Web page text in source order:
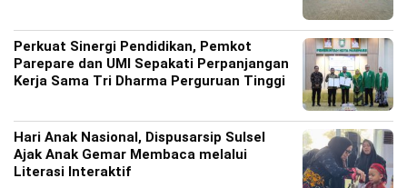
Perkuat Sinergi Pendidikan, Pemkot
Parepare dan UMI Sepakati Perpanjangan
Kerja Sama Tri Dharma Perguruan Tinggi
Hari Anak Nasional, Dispusarsip Sulsel
Ajak Anak Gemar Membaca melalui
Literasi Interaktif